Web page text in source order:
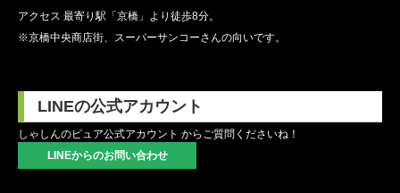
アクセス 最寄り駅「京橋」より徒歩8分。
※京橋中央商店街、スーパーサンコーさんの向いです。
LINEの公式アカウント
しゃしんのピュア公式アカウント からご質問くださいね！
LINEからのお問い合わせ